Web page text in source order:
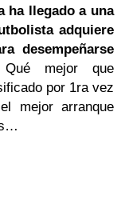
ha llegado a una
adquiere
desempeñarse
mejor que
por 1ra vez
mejor arranque